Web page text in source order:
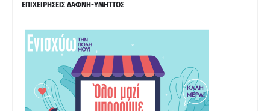
ΕΠΙΧΕΙΡΗΣΕΙΣ ΔΑΦΝΗ-ΥΜΗΤΤΟΣ